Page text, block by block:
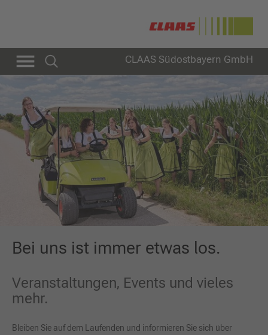
CLAAS Südostbayern GmbH
Bei uns ist immer etwas los.
Veranstaltungen, Events und vieles
mehr.
Bleiben Sie auf dem Laufenden und informieren Sie sich über